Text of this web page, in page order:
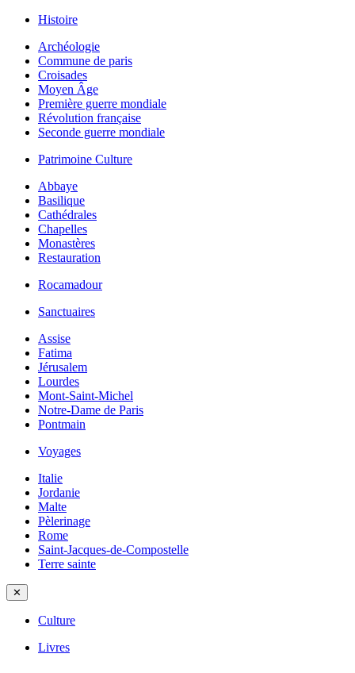
Histoire
Archéologie
Commune de paris
Croisades
Moyen Âge
Première guerre mondiale
Révolution française
Seconde guerre mondiale
Patrimoine Culture
Abbaye
Basilique
Cathédrales
Chapelles
Monastères
Restauration
Rocamadour
Sanctuaires
Assise
Fatima
Jérusalem
Lourdes
Mont-Saint-Michel
Notre-Dame de Paris
Pontmain
Voyages
Italie
Jordanie
Malte
Pèlerinage
Rome
Saint-Jacques-de-Compostelle
Terre sainte
✕
Culture
Livres